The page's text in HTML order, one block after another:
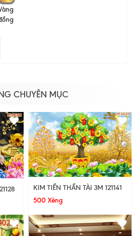
CHUYÊN MỤC
KIM TIỀN THẦN TÀI 3M 121141
500 Xèng